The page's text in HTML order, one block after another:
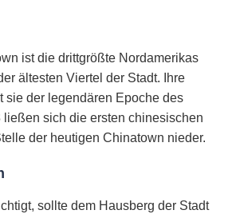
ist die drittgrößte Nordamerikas
ältesten Viertel der Stadt. Ihre
sie der legendären Epoche des
sich die ersten chinesischen
der heutigen Chinatown nieder.
sollte dem Hausberg der Stadt